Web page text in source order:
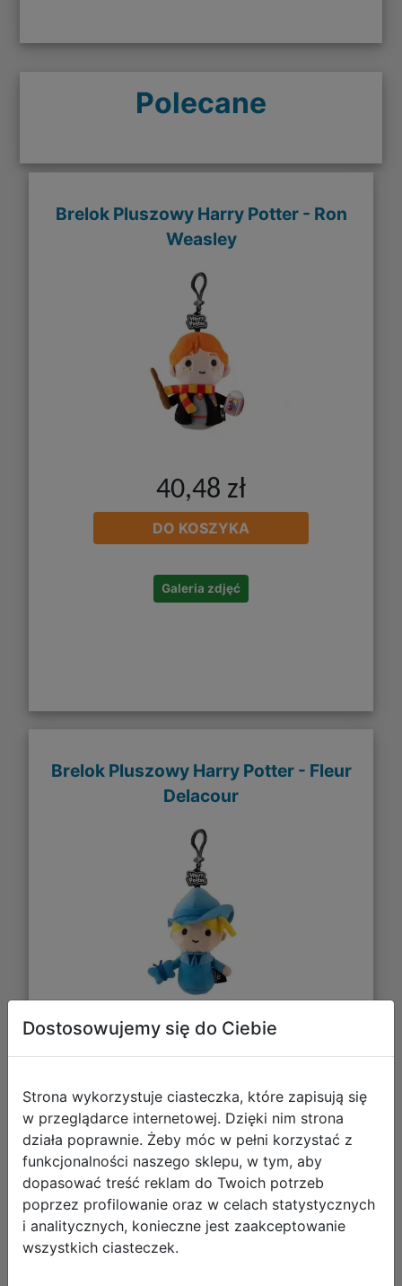
Polecane
Brelok Pluszowy Harry Potter - Ron
Weasley
40,48 zł
DO KOSZYKA
Galeria zdjęć
Brelok Pluszowy Harry Potter - Fleur
Delacour
28,29 zł
Galeria zdjęć
Dostosowujemy się do Ciebie
Strona wykorzystuje ciasteczka, które zapisują się
w przeglądarce internetowej. Dzięki nim strona
działa poprawnie. Żeby móc w pełni korzystać z
funkcjonalności naszego sklepu, w tym, aby
dopasować treść reklam do Twoich potrzeb
poprzez profilowanie oraz w celach statystycznych
i analitycznych, konieczne jest zaakceptowanie
wszystkich ciasteczek.